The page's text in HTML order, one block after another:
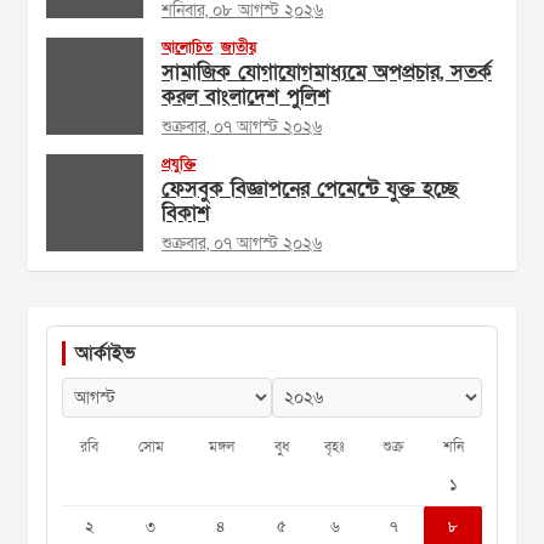
শনিবার, ০৮ আগস্ট ২০২৬
আলোচিত জাতীয়
সামাজিক যোগাযোগমাধ্যমে অপপ্রচার, সতর্ক
করল বাংলাদেশ পুলিশ
শুক্রবার, ০৭ আগস্ট ২০২৬
প্রযুক্তি
ফেসবুক বিজ্ঞাপনের পেমেন্টে যুক্ত হচ্ছে
বিকাশ
শুক্রবার, ০৭ আগস্ট ২০২৬
আর্কাইভ
রবি সোম মঙ্গল বুধ বৃহঃ শুক্র শনি
১
২
৩ ৪ ৫ ৬ ৭ ৮